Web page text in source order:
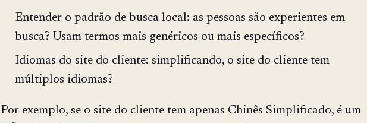
Entender o padrão de busca local: as pessoas são experientes em
busca? Usam termos mais genéricos ou mais específicos?
Idiomas do site do cliente: simplificando, o site do cliente tem
múltiplos idiomas?
Por exemplo, se o site do cliente tem apenas Chinês Simplificado, é um